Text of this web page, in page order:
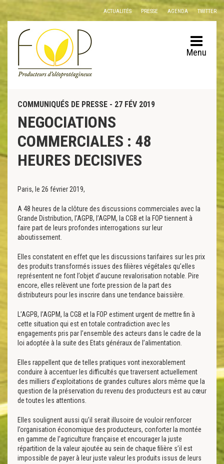
Panneau de gestion des cookies
ACTUALITÉS PRESSE AGENDA TWITTER
Menu
COMMUNIQUÉS DE PRESSE - 27 FÉV 2019
NEGOCIATIONS
COMMERCIALES : 48
HEURES DECISIVES
Paris, le 26 février 2019,
A 48 heures de la clôture des discussions commerciales avec la
Grande Distribution, l’AGPB, l’AGPM, la CGB et la FOP tiennent à
faire part de leurs profondes interrogations sur leur
aboutissement.
Elles constatent en effet que les discussions tarifaires sur les prix
des produits transformés issues des filières végétales qu’elles
représentent ne font l’objet d’aucune revalorisation notable. Pire
encore, elles relèvent une forte pression de la part des
distributeurs pour les inscrire dans une tendance baissière.
L’AGPB, l’AGPM, la CGB et la FOP estiment urgent de mettre fin à
cette situation qui est en totale contradiction avec les
engagements pris par l’ensemble des acteurs dans le cadre de la
loi adoptée à la suite des Etats généraux de l’alimentation.
Elles rappellent que de telles pratiques vont inexorablement
conduire à accentuer les difficultés que traversent actuellement
des milliers d’exploitations de grandes cultures alors même que la
question de la préservation du revenu des producteurs est au cœur
de toutes les attentions.
Elles soulignent aussi qu’il serait illusoire de vouloir renforcer
l’organisation économique des producteurs, conforter la montée
en gamme de l’agriculture française et encourager la juste
répartition de la valeur ajoutée au sein de chaque filière s’il est
impossible de payer à leur juste valeur les produits issus de leurs